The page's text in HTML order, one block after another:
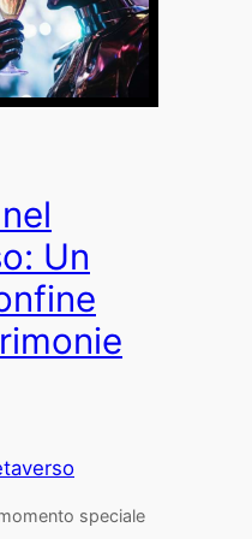
Un
speciale